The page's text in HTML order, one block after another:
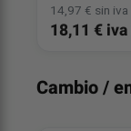
14,97 € sin iva
18,11 €
Cambio /